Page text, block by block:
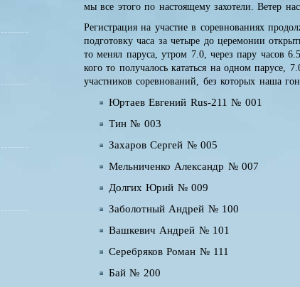
мы все этого по настоящему захотели. Ветер
Регистрация на участие в соревнованиях
подготовку часа за четыре до церемонии
то менял паруса, утром 7.0, через пару часов
кого то получалось кататься на одном парусе,
участников соревнований, без которых наша
Юртаев Евгений Rus-211 № 001
Тин № 003
Захаров Сергей № 005
Мельниченко Александр № 007
Долгих Юрий № 009
Заболотный Андрей № 100
Вашкевич Андрей № 101
Серебряков Роман № 111
Бай № 200